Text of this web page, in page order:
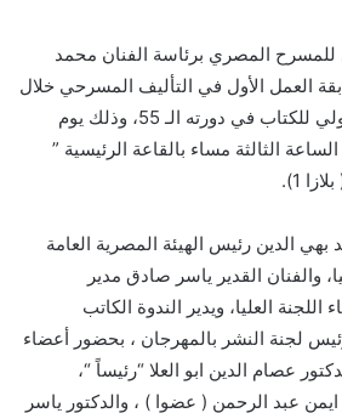
المصري برئاسة الفنان محمد
العمل الأول في التأليف المسرحي خلال
ندوة بمعرض القاهرة الدولي للكتاب في دورته الـ 55، وذلك يوم
2 فبراير الساعة الثالثة مساء بالقاعة الرئيسية ”
1).
بهي الدين رئيس الهيئة المصرية العامة
والفنان القدير ياسر صادق مدير
العليا، ويدير الندوة الكاتب
لجنة النشر بالمهرجان ، بحضور أعضاء
عصام الدين ابو العلا “رئيساً “،
عبد الرحمن ( عضوا ) ، والدكتور ياسر